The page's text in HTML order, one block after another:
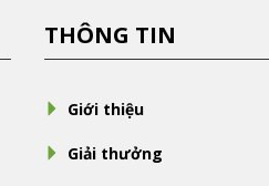
THÔNG TIN
Giới thiệu
Giải thưởng